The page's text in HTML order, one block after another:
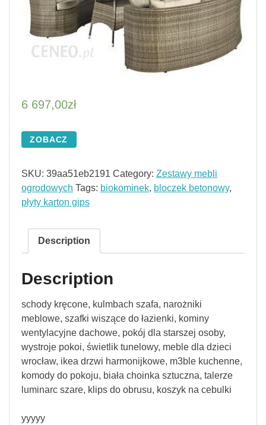
6 697,00zł
ZOBACZ
SKU: 39aa51eb2191 Category: Zestawy mebli
ogrodowych Tags: biokominek, bloczek betonowy,
płyty karton gips
Description
Description
schody kręcone, kulmbach szafa, narożniki
meblowe, szafki wiszące do łazienki, kominy
wentylacyjne dachowe, pokój dla starszej osoby,
wystroje pokoi, świetlik tunelowy, meble dla dzieci
wrocław, ikea drzwi harmonijkowe, m3ble kuchenne,
komody do pokoju, biała choinka sztuczna, talerze
luminarc szare, klips do obrusu, koszyk na cebulki
yyyyy